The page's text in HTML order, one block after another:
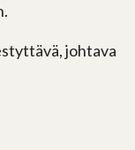
johtava